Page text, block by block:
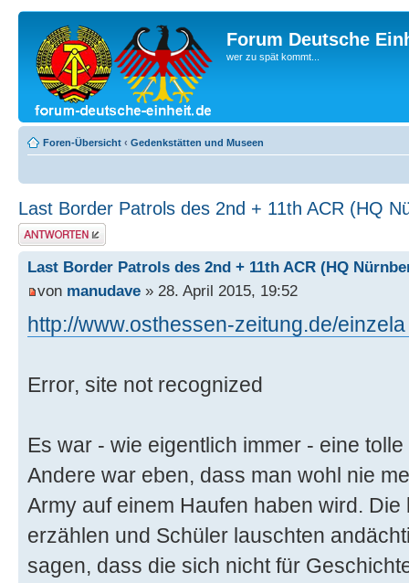
Forum Deutsche
wer zu spät kommt...
Foren-Übersicht ‹ Gedenkstätten und Museen
Last Border Patrols des 2nd + 11th ACR (HQ
Antwort erstellen
Last Border Patrols des 2nd + 11th ACR (HQ
von manudave » 28. April 2015, 19:52
http://www.osthessen-zeitung.de/
Error, site not recognized
Es war - wie eigentlich immer - eine
Andere war eben, dass man wohl nie
Army auf einem Haufen haben wird.
erzählen und Schüler lauschten
sagen, dass die sich nicht für